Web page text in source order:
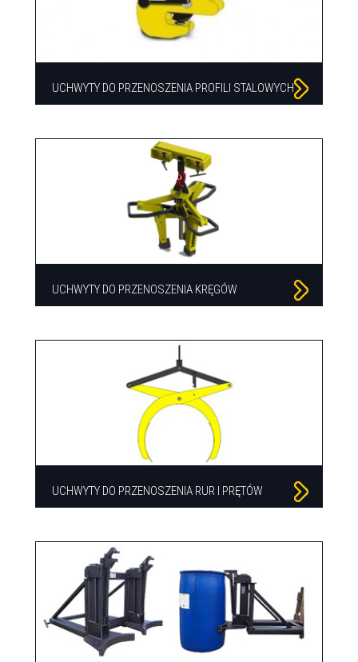
UCHWYTY DO PRZENOSZENIA PROFILI STALOWYCH
UCHWYTY DO PRZENOSZENIA KRĘGÓW
UCHWYTY DO PRZENOSZENIA RUR I PRĘTÓW